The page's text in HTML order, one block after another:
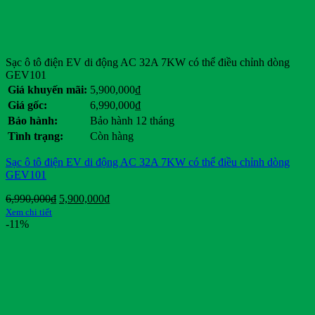
Sạc ô tô điện EV di động AC 32A 7KW có thể điều chỉnh dòng
GEV101
Giá khuyến mãi: 5,900,000₫
Giá gốc:
6,990,000₫
Bảo hành:
Bảo hành 12 tháng
Tình trạng:
Còn hàng
Sạc ô tô điện EV di động AC 32A 7KW có thể điều chỉnh dòng
GEV101
6,990,000₫ Giá
5,900,000₫Giá
Xem chi tiết
-11%